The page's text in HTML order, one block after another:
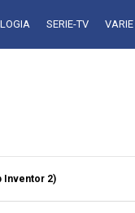
SERIE-TV VARIE
Inventor 2)